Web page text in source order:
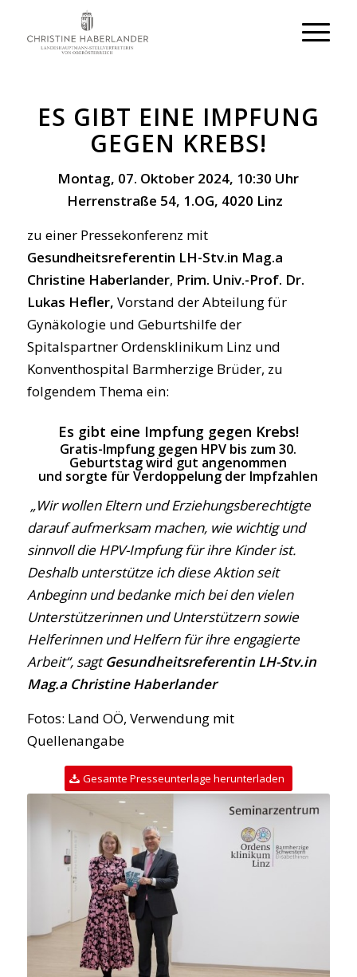
ES GIBT EINE IMPFUNG
GEGEN KREBS!
Montag, 07. Oktober 2024, 10:30 Uhr
Herrenstraße 54, 1.OG, 4020 Linz
zu einer Pressekonferenz mit
Gesundheitsreferentin LH-Stv.in Mag.a
Christine Haberlander, Prim. Univ.-Prof. Dr.
Lukas Hefler, Vorstand der Abteilung für
Gynäkologie und Geburtshilfe der
Spitalspartner Ordensklinikum Linz und
Konventhospital Barmherzige Brüder, zu
folgendem Thema ein:
Es gibt eine Impfung gegen Krebs!
Gratis-Impfung gegen HPV bis zum 30.
Geburtstag wird gut angenommen
und sorgte für Verdoppelung der Impfzahlen
„Wir wollen Eltern und Erziehungsberechtigte
darauf aufmerksam machen, wie wichtig und
sinnvoll die HPV-Impfung für ihre Kinder ist.
Deshalb unterstütze ich diese Aktion seit
Anbeginn und bedanke mich bei den vielen
Unterstützerinnen und Unterstützern sowie
Helferinnen und Helfern für ihre engagierte
Arbeit“, sagtGesundheitsreferentinLH-Stv.in
Mag.a Christine Haberlander
Fotos: Land OÖ, Verwendung mit
Quellenangabe
Gesamte Presseunterlage herunterladen